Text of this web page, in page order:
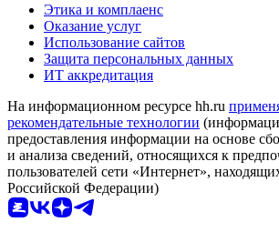
Этика и комплаенс
Оказание услуг
Использование сайтов
Защита персональных данных
ИТ аккредитация
На информационном ресурсе hh.ru
рекомендательные технологии
предоставления информации на основе
и анализа сведений, относящихся к
пользователей сети «Интернет»,
Российской Федерации)